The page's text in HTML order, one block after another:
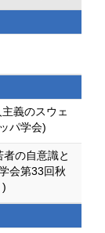
義のスウェ
パ学会)
の自意識と
会第33回秋
)